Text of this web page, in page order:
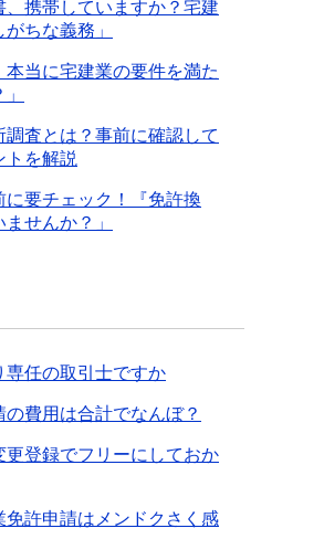
、携帯していますか？宅建
ちな義務」
本当に宅建業の要件を満た
調査とは？事前に確認して
トを解説
に要チェック！『免許換
せんか？」
専任の取引士ですか
費用は合計でなんぼ？
更登録でフリーにしておか
免許申請はメンドクさく感